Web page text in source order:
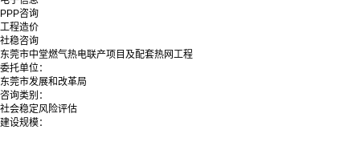
PPP咨询
工程造价
社稳咨询
东莞市中堂燃气热电联产项目及配套热网工程
委托单位：
东莞市发展和改革局
咨询类别：
社会稳定风险评估
建设规模：